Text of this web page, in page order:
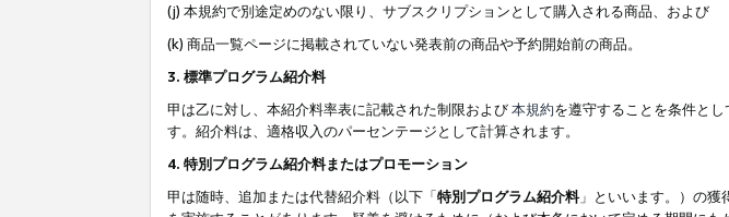
(j) 本規約で別途定めのない限り、サブスクリプションとして購入される商品、および
(k) 商品一覧ページに掲載されていない発表前の商品や予約開始前の商品。
3. 標準プログラム紹介料
甲は乙に対し、本紹介料率表に記載された制限および本規約を遵守することを条件とし
す。紹介料は、適格収入のパーセンテージとして計算されます。
4. 特別プログラム紹介料またはプロモーション
甲は随時、追加または代替紹介料（以下「特別プログラム紹介料」といいます。）の獲